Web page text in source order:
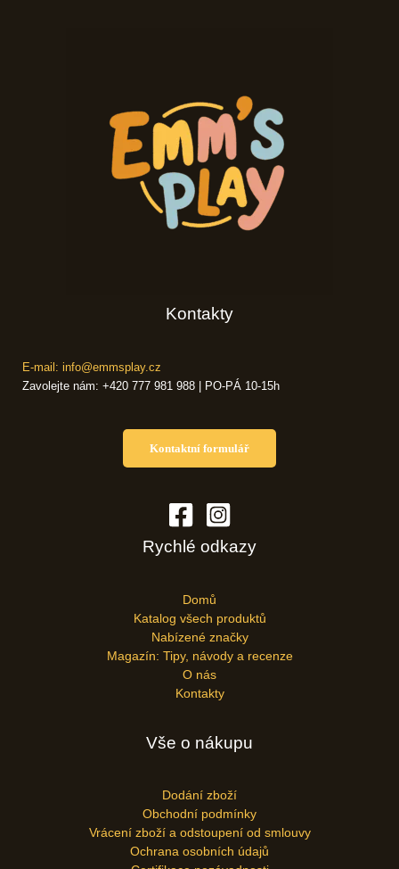
Kontakty
E-mail: info@emmsplay.cz
Zavolejte nám: +420 777 981 988 | PO-PÁ 10-15h
Kontaktní formulář
Rychlé odkazy
Domů
Katalog všech produktů
Nabízené značky
Magazín: Tipy, návody a recenze
O nás
Kontakty
Vše o nákupu
Dodání zboží
Obchodní podmínky
Vrácení zboží a odstoupení od smlouvy
Ochrana osobních údajů